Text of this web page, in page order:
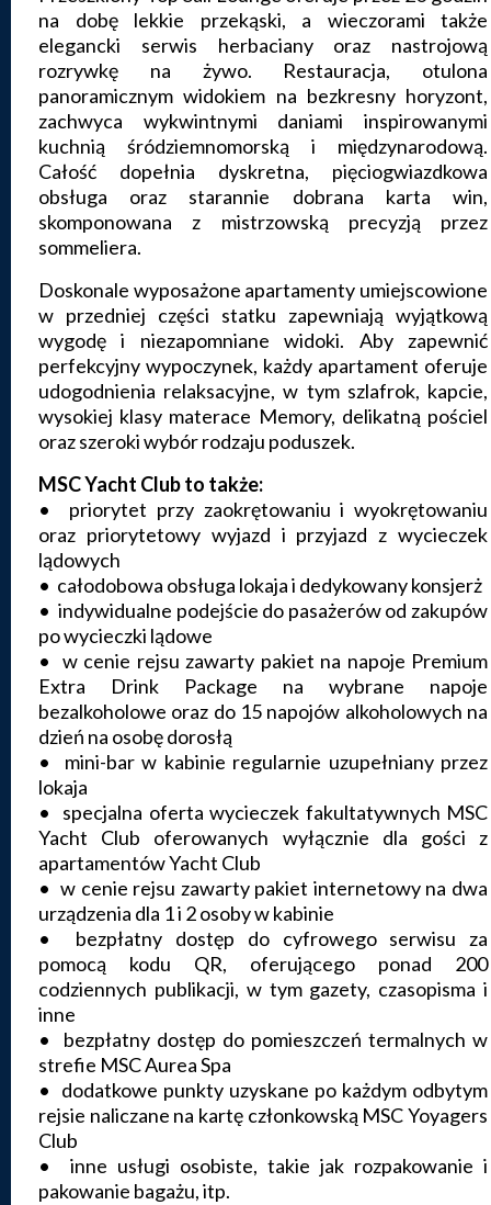
na dobę lekkie przekąski, a wieczorami także
elegancki serwis herbaciany oraz nastrojową
rozrywkę na żywo. Restauracja, otulona
panoramicznym widokiem na bezkresny horyzont,
zachwyca wykwintnymi daniami inspirowanymi
kuchnią śródziemnomorską i międzynarodową.
Całość dopełnia dyskretna, pięciogwiazdkowa
obsługa oraz starannie dobrana karta win,
skomponowana z mistrzowską precyzją przez
sommeliera.
Doskonale wyposażone apartamenty umiejscowione
w przedniej części statku zapewniają wyjątkową
wygodę i niezapomniane widoki. Aby zapewnić
perfekcyjny wypoczynek, każdy apartament oferuje
udogodnienia relaksacyjne, w tym szlafrok, kapcie,
wysokiej klasy materace Memory, delikatną pościel
oraz szeroki wybór rodzaju poduszek.
MSC Yacht Club to także:
• priorytet przy zaokrętowaniu i wyokrętowaniu
oraz priorytetowy wyjazd i przyjazd z wycieczek
lądowych
• całodobowa obsługa lokaja i dedykowany konsjerż
• indywidualne podejście do pasażerów od zakupów
po wycieczki lądowe
• w cenie rejsu zawarty pakiet na napoje Premium
Extra Drink Package na wybrane napoje
bezalkoholowe oraz do 15 napojów alkoholowych na
dzień na osobę dorosłą
• mini-bar w kabinie regularnie uzupełniany przez
lokaja
• specjalna oferta wycieczek fakultatywnych MSC
Yacht Club oferowanych wyłącznie dla gości z
apartamentów Yacht Club
• w cenie rejsu zawarty pakiet internetowy na dwa
urządzenia dla 1 i 2 osoby w kabinie
• bezpłatny dostęp do cyfrowego serwisu za
pomocą kodu QR, oferującego ponad 200
codziennych publikacji, w tym gazety, czasopisma i
inne
• bezpłatny dostęp do pomieszczeń termalnych w
strefie MSC Aurea Spa
• dodatkowe punkty uzyskane po każdym odbytym
rejsie naliczane na kartę członkowską MSC Yoyagers
Club
• inne usługi osobiste, takie jak rozpakowanie i
pakowanie bagażu, itp.